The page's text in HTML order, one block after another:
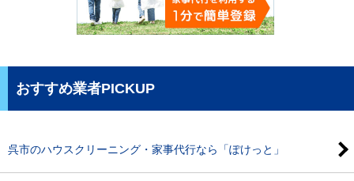
おすすめ業者PICKUP
呉市のハウスクリーニング・家事代行なら「ぽけっと」